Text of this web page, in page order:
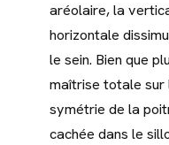
aréolaire, la
horizontale
le sein. Bien que
maîtrise totale
symétrie de la
cachée dans le